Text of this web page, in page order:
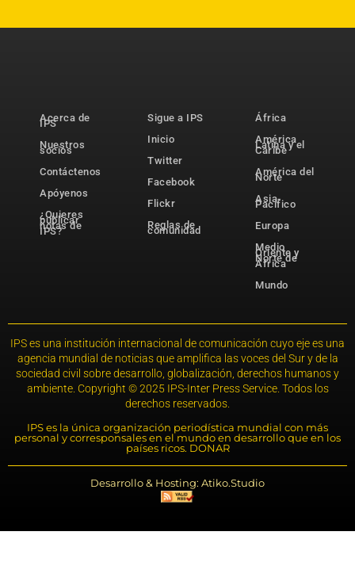
Acerca de
IPS
Nuestros
socios
Contáctenos
Apóyenos
¿Quieres
publicar
notas de
IPS?
Sigue a IPS
Inicio
Twitter
Facebook
Flickr
Reglas de
comunidad
África
América
Latina y el
Caribe
América del
Norte
Asia-
Pacífico
Europa
Medio
Oriente y
Norte de
África
Mundo
IPS es una institución internacional de comunicación cuyo eje es una
agencia mundial de noticias que amplifica las voces del Sur y de la
sociedad civil sobre desarrollo, globalización, derechos humanos y
ambiente. Copyright © 2025 IPS-Inter Press Service. Todos los
derechos reservados.
IPS es la única organización periodística mundial con más
personal y corresponsales en el mundo en desarrollo que en los
países ricos. DONAR
Desarrollo & Hosting: Atiko.Studio